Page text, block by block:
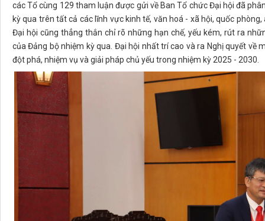
các Tổ cùng 129 tham luận được gửi về Ban Tổ chức Đại hội đã
kỳ qua trên tất cả các lĩnh vực kinh tế, văn hoá - xã hội, quốc
Đại hội cũng thẳng thắn chỉ rõ những hạn chế, yếu kém, rút ra
của Đảng bộ nhiệm kỳ qua. Đại hội nhất trí cao và ra Nghị quyết về
đột phá, nhiệm vụ và giải pháp chủ yếu trong nhiệm kỳ 2025 - 2030.